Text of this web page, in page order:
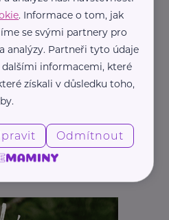
. Informace o tom, jak
se svými partnery pro
analýzy. Partneři tyto údaje
informacemi, které
získali v důsledku toho,
Odmítnout